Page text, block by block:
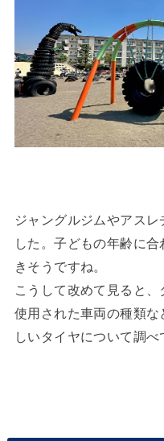
ジャングルジムやアス
した。子どもの年齢に
きそうですね。
こうして改めて見ると、
使用された車両の種類
しいタイヤについて調べ